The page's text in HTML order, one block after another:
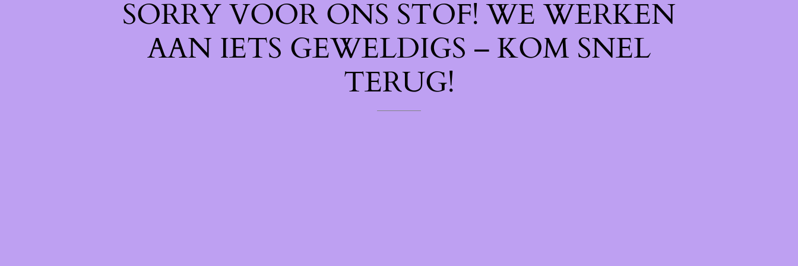
SORRY VOOR ONS STOF! WE WERKEN
AAN IETS GEWELDIGS – KOM SNEL
TERUG!